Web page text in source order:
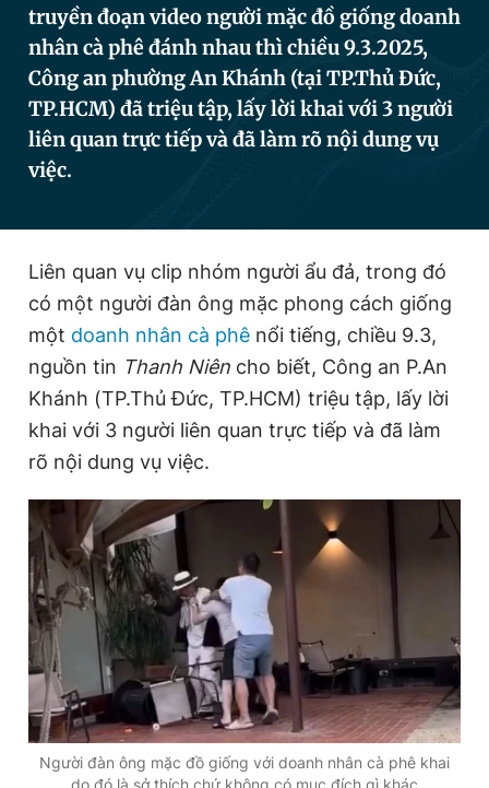
Đọc Thanh Niên trên điện thoại
Hotline
0906 645 777
Liên hệ quảng cáo
0908 780 404
Đặt báo Tòa soạn Chính sách bảo
Tổng biên tập: Nguyễn Ngọc Toàn
Phó tổng biên tập thường trực: Hải Thành
Phó tổng biên tập: Lâm Hiếu Dũng
Tổng thư ký tòa soạn: Đức Trung
Giấy phép xuất bản số 110/GP - BTTTT cấp ngày 24.3.2020
© 2003-2026 Bản quyền thuộc về Báo Thanh Niên. Cấm sao
chép dưới mọi hình thức nếu không có sự chấp thuận bằng văn
bản. Phát triển bởi ePi Technologies, JSC.
truyền đoạn video người mặc đồ giống doanh
nhân cà phê đánh nhau thì chiều 9.3.2025,
Công an phường An Khánh (tại TP.Thủ Đức,
TP.HCM) đã triệu tập, lấy lời khai với 3 người
liên quan trực tiếp và đã làm rõ nội dung vụ
việc.
Liên quan vụ clip nhóm người ẩu đả, trong đó
có một người đàn ông mặc phong cách giống
một doanh nhân cà phê nổi tiếng, chiều 9.3,
nguồn tin Thanh Niên cho biết, Công an P.An
Khánh (TP.Thủ Đức, TP.HCM) triệu tập, lấy lời
khai với 3 người liên quan trực tiếp và đã làm
rõ nội dung vụ việc.
Người đàn ông mặc đồ giống với doanh nhân cà phê khai
do đó là sở thích chứ không có mục đích gì khác